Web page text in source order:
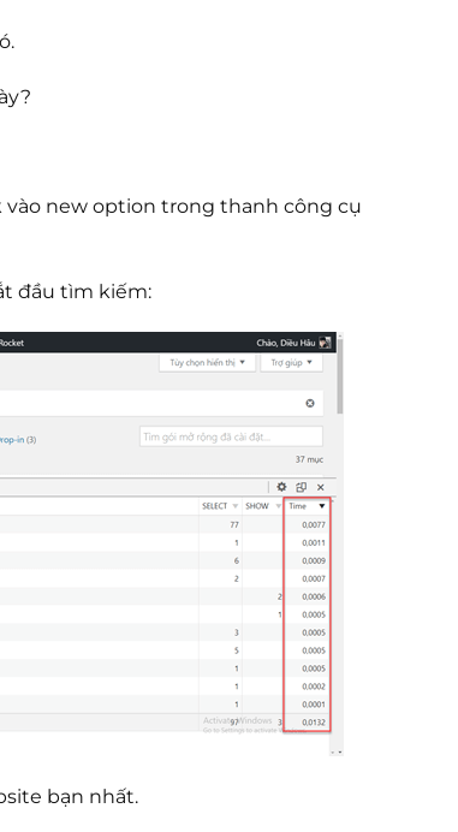
vào new option trong thanh công cụ
đầu tìm kiếm:
bạn nhất.